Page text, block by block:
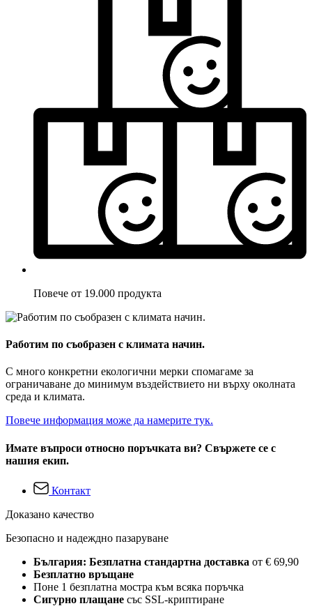
Повече от 19.000 продукта
Работим по съобразен с климата начин.
С много конкретни екологични мерки спомагаме за
ограничаване до минимум въздействието ни върху околната
среда и климата.
Повече информация може да намерите тук.
Имате въпроси относно поръчката ви? Свържете се с
нашия екип.
Контакт
Доказано качество
Безопасно и надеждно пазаруване
България: Безплатна стандартна доставка от € 69,90
Безплатно връщане
Поне 1 безплатна мостра към всяка поръчка
Сигурно плащане със SSL-криптиране